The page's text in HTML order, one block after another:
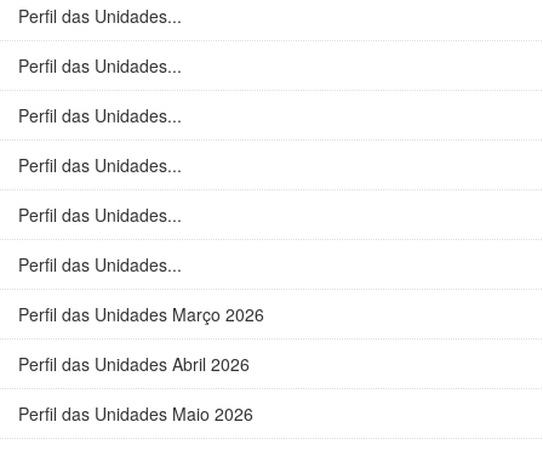
Perfil das Unidades...
Perfil das Unidades...
Perfil das Unidades...
Perfil das Unidades...
Perfil das Unidades...
Perfil das Unidades...
Perfil das Unidades Março 2026
Perfil das Unidades Abril 2026
Perfil das Unidades Maio 2026